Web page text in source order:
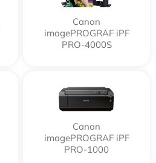
Canon
imagePROGRAF iPF
PRO-4000S
Canon
imagePROGRAF iPF
PRO-1000